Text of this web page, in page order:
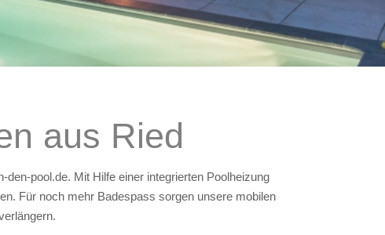
aus Ried
pool.de. Mit Hilfe einer integrierten Poolheizung
Für noch mehr Badespass sorgen unsere mobilen